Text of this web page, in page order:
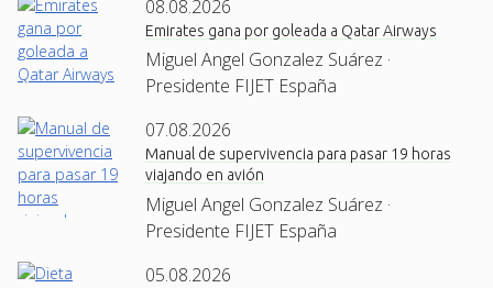
08.08.2026
Emirates gana por goleada a Qatar Airways
Miguel Angel Gonzalez Suárez ·
Presidente FIJET España
07.08.2026
Manual de supervivencia para pasar 19 horas
viajando en avión
Miguel Angel Gonzalez Suárez ·
Presidente FIJET España
05.08.2026